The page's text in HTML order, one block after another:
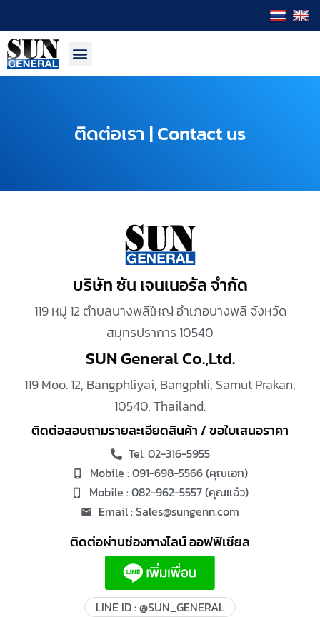
ติดต่อเรา | Contact us
บริษัท ซัน เจนเนอรัล จำกัด
119 หมู่ 12 ตำบลบางพลีใหญ่ อำเภอบางพลี จังหวัด
สมุทรปราการ 10540
SUN General Co.,Ltd.
119 Moo. 12, Bangphliyai, Bangphli, Samut Prakan,
10540, Thailand.
ติดต่อสอบถามรายละเอียดสินค้า / ขอใบเสนอราคา
Tel. 02-316-5955
Mobile : 091-698-5566 (คุณเอก)
Mobile : 082-962-5557 (คุณแอ๋ว)
Email : Sales@sungenn.com
ติดต่อผ่านช่องทางไลน์ ออฟฟิเชียล
LINE ID : @SUN_GENERAL